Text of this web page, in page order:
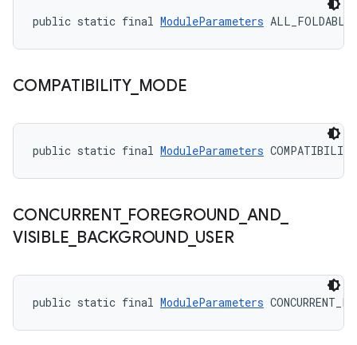
public static final ModuleParameters
COMPATIBILITY_ MODE
public static final ModuleParameters
CONCURRENT_ FOREGROUND_ AND_
VISIBLE BACKGROUND_ USER
public static final ModuleParameters